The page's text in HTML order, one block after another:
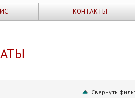
КОНТАКТЫ
Свернуть